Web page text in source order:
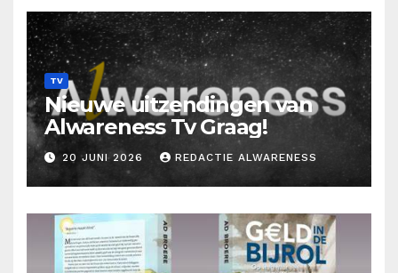
TV
Nieuwe uitzendingen van
Alwareness Tv Graag!
20 JUNI 2026 REDACTIE ALWARENESS